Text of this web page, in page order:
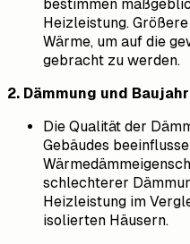
bestimmen
Heizleistung.
Wärme, um auf die
gebracht zu werden.
2. Dämmung und
Die Qualität der
Gebäudes
schlechterer
Heizleistung im
isolierten Häusern.